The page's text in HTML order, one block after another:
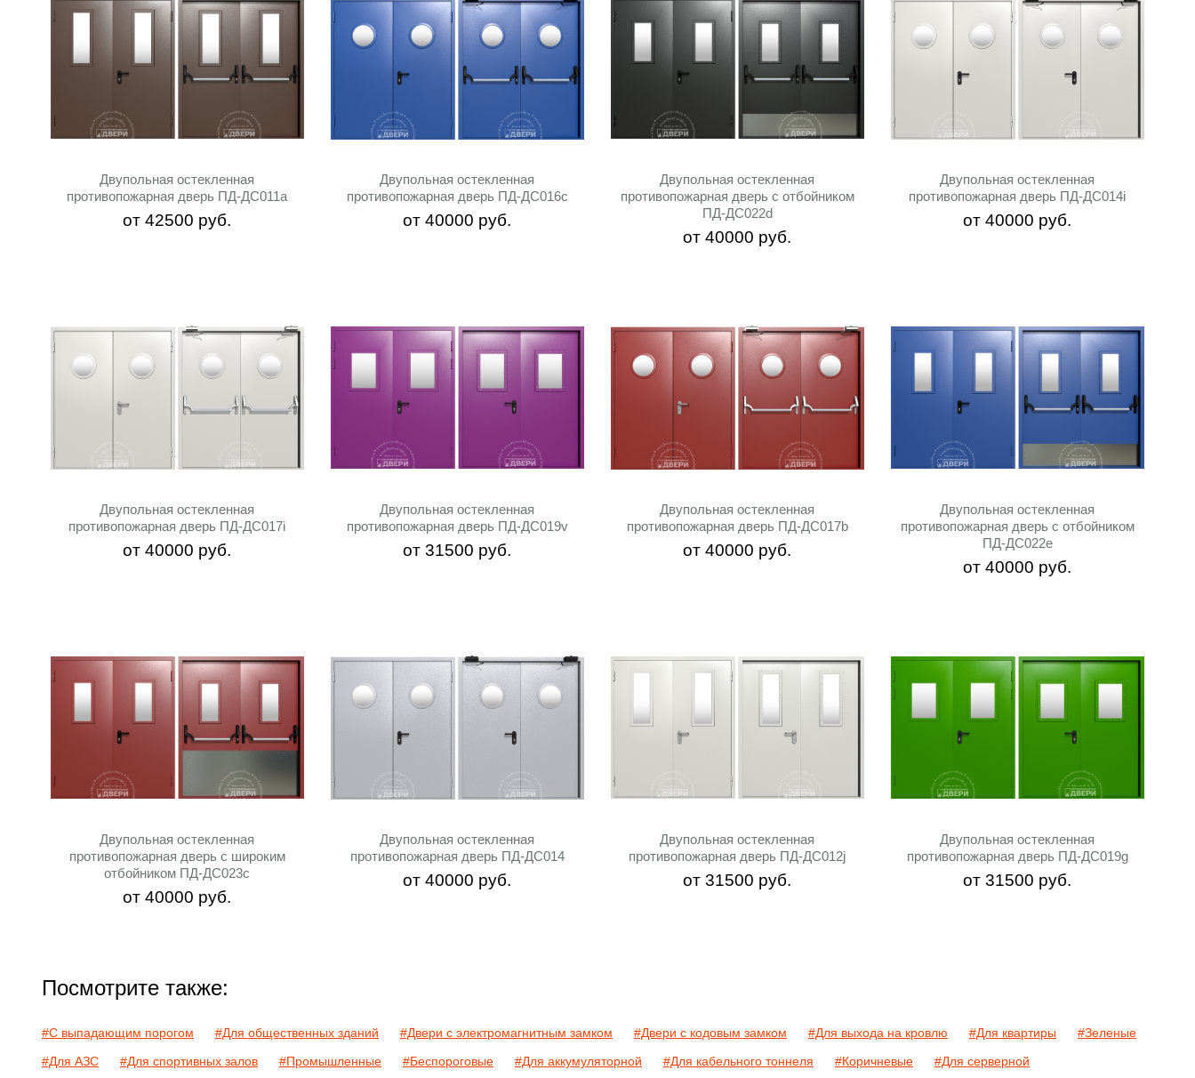
Двупольная остекленная
противопожарная дверь ПД-ДC011a
от42500 руб.
Двупольная остекленная
противопожарная дверь ПД-ДC016c
от40000 руб.
Двупольная остекленная
противопожарная дверь с отбойником
ПД-ДС022d
от40000 руб.
Двупольная остекленная
противопожарная дверь ПД-ДC014i
от40000 руб.
Двупольная остекленная
противопожарная дверь ПД-ДC017i
от40000 руб.
Двупольная остекленная
противопожарная дверь ПД-ДC019v
от31500 руб.
Двупольная остекленная
противопожарная дверь ПД-ДC017b
от40000 руб.
Двупольная остекленная
противопожарная дверь с отбойником
ПД-ДС022e
от40000 руб.
Двупольная остекленная
противопожарная дверь с широким
отбойником ПД-ДС023c
от40000 руб.
Двупольная остекленная
противопожарная дверь ПД-ДC014
от40000 руб.
Двупольная остекленная
противопожарная дверь ПД-ДC012j
от31500 руб.
Двупольная остекленная
противопожарная дверь ПД-ДC019g
от31500 руб.
Посмотрите также:
#С выпадающим порогом #Для общественных зданий #Двери с электромагнитным замком #Двери с кодовым замком #Для выхода на кровлю #Для квартиры
#Зеленые
#Для АЗС
#Для спортивных залов #Промышленные #Беспороговые #Для аккумуляторной #Для кабельного тоннеля #Коричневые #Для серверной